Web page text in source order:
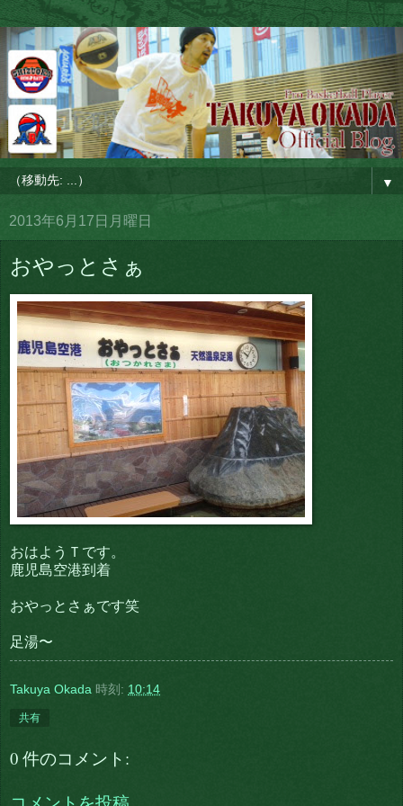
▼
2013年6月17日月曜日
おやっとさぁ
おはようＴです。
鹿児島空港到着
おやっとさぁです笑
足湯〜
Takuya Okada 時刻: 10:14
共有
0 件のコメント: